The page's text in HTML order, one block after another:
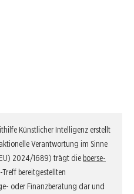
Künstlicher Intelligenz erstellt
Verantwortung im Sinne
2024/1689) trägt die boerse-
Treff bereitgestellten
oder Finanzberatung dar und